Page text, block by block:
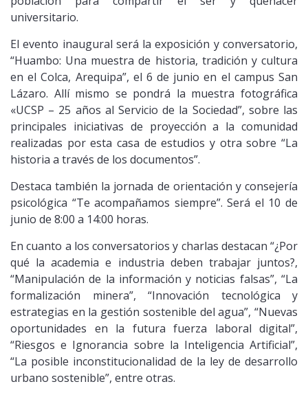
universitario.
El evento inaugural será la exposición y conversatorio,
“Huambo: Una muestra de historia, tradición y cultura
en el Colca, Arequipa”, el 6 de junio en el campus San
Lázaro. Allí mismo se pondrá la muestra fotográfica
«UCSP – 25 años al Servicio de la Sociedad”, sobre las
principales iniciativas de proyección a la comunidad
realizadas por esta casa de estudios y otra sobre “La
historia a través de los documentos”.
Destaca también la jornada de orientación y consejería
psicológica “Te acompañamos siempre”. Será el 10 de
junio de 8:00 a 14:00 horas.
En cuanto a los conversatorios y charlas destacan “¿Por
qué la academia e industria deben trabajar juntos?,
“Manipulación de la información y noticias falsas”, “La
formalización minera”, “Innovación tecnológica y
estrategias en la gestión sostenible del agua”, “Nuevas
oportunidades en la futura fuerza laboral digital”,
“Riesgos e Ignorancia sobre la Inteligencia Artificial”,
“La posible inconstitucionalidad de la ley de desarrollo
urbano sostenible”, entre otras.